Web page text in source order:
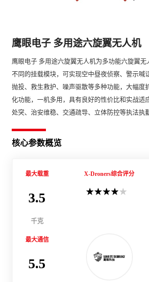
鹰眼电子 多用途六旋翼无人机
鹰眼电子 多用途六旋翼无人机为多功能六旋翼
不同的挂载模块，可实现空中昼夜侦察、警示喊
抛投、救生救护、噪声驱散等多种功能，大幅度
化功能，一机多用，具有良好的性价比和实战适
处突、治安维稳、交通疏导、立体防控等执法执
核心参数概览
X-Droners综合评分
最大载重
3.5
千克
最大通信
5.5